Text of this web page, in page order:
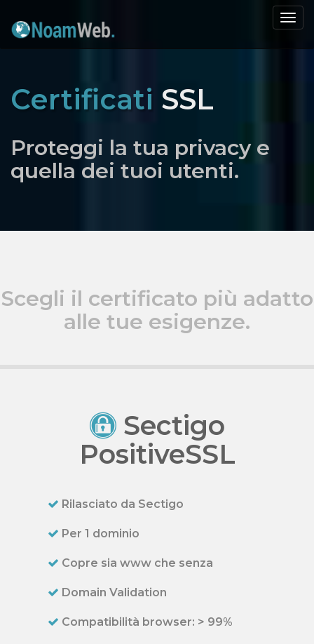
Certificati SSL
Proteggi la tua privacy e
quella dei tuoi utenti.
Scegli il certificato più adatto
alle tue esigenze.
Sectigo
PositiveSSL
Rilasciato da Sectigo
Per 1 dominio
Copre sia www che senza
Domain Validation
Compatibilità browser: > 99%